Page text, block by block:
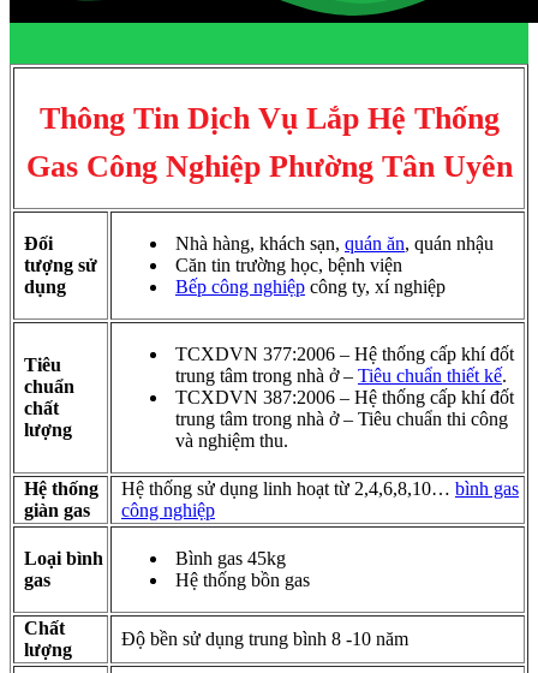
Thông Tin Dịch Vụ Lắp Hệ Thống
Gas Công Nghiệp Phường Tân Uyên
Đối
tượng sử
dụng
Nhà hàng, khách sạn, quán ăn, quán nhậu
Căn tin trường học, bệnh viện
Bếp công nghiệp công ty, xí nghiệp
Tiêu
chuẩn
chất
lượng
TCXDVN 377:2006 – Hệ thống cấp khí đốt
trung tâm trong nhà ở – Tiêu chuẩn thiết kế.
TCXDVN 387:2006 – Hệ thống cấp khí đốt
trung tâm trong nhà ở – Tiêu chuẩn thi công
và nghiệm thu.
Hệ thống
giàn gas
Hệ thống sử dụng linh hoạt từ 2,4,6,8,10… bình gas
công nghiệp
Loại bình
gas
Bình gas 45kg
Hệ thống bồn gas
Chất
lượng
Độ bền sử dụng trung bình 8 -10 năm